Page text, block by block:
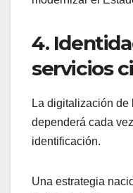
4.
servicios
La digitalización
dependerá cada
identificación.
Una estrategia